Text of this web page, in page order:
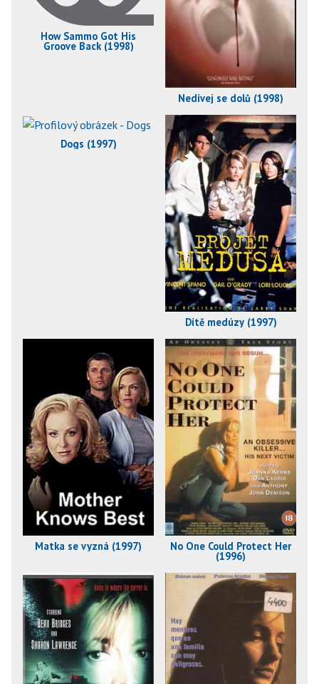
How Sammo Got His
Groove Back (1998)
Nedívej se dolů (1998)
Dogs (1997)
Dítě medúzy (1997)
Matka se vyzná (1997) No One Could Protect Her
(1996)